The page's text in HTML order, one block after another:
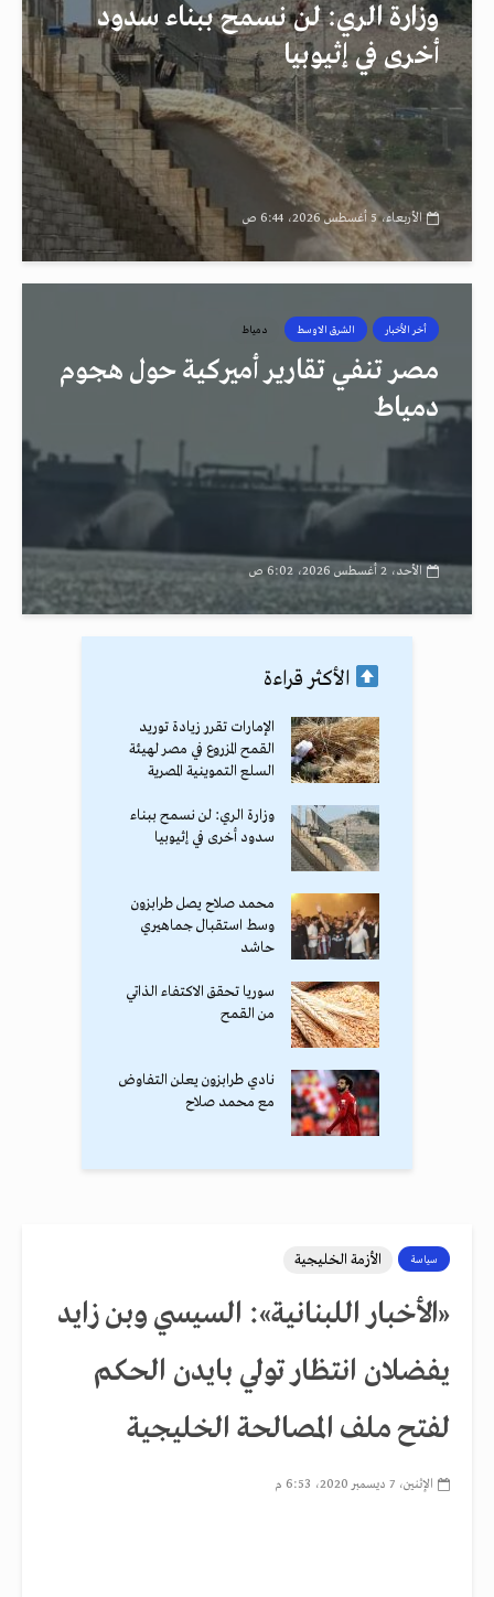
وزارة الري: لن نسمح ببناء سدود
أخرى في إثيوبيا
الأربعاء، 5 أغسطس 2026، 6:44 ص
أخر الأخبار الشرق الاوسط دمياط
مصر تنفي تقارير أميركية حول هجوم
دمياط
الأحد، 2 أغسطس 2026، 6:02 ص
الأكثر قراءة
الإمارات تقرر زيادة توريد
القمح المزروع في مصر لهيئة
السلع التموينية المصرية
وزارة الري: لن نسمح ببناء
سدود أخرى في إثيوبيا
محمد صلاح يصل طرابزون
وسط استقبال جماهيري
حاشد
سوريا تحقق الاكتفاء الذاتي
من القمح
نادي طرابزون يعلن التفاوض
مع محمد صلاح
سياسة الأزمة الخليجية
«الأخبار اللبنانية»: السيسي وبن زايد
يفضلان انتظار تولي بايدن الحكم
لفتح ملف المصالحة الخليجية
الإثنين، 7 ديسمبر 2020، 6:53 م